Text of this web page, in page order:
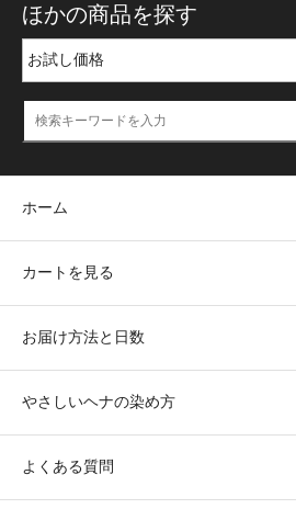
ほかの商品を探す
ホーム
カートを見る
お届け方法と日数
やさしいヘナの染め方
よくある質問